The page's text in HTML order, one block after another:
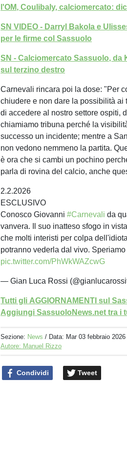
l'OM, Coulibaly, calciomercato:
SN VIDEO - Darryl Bakola e
per le firme col Sassuolo
SN - Calciomercato Sassuolo, da
sul terzino destro
Carnevali rincara poi la dose: "Per
chiudere e non dare la possibilità ai
di accedere al nostro settore ospiti,
chiamiamo tribuna perché la
successo un incidente; mentre a
non vedono nemmeno la partita.
è ora che si cambi un pochino
parla di rovina del calcio, anche
2.2.2026
ESCLUSIVO
Conosco Giovanni#Carnevali da
vanvera. Il suo inatteso sfogo in
che molti interisti per colpa
potranno vederla dal vivo.
pic.twitter.com/PhWkWAZcwG
— Gian Luca Rossi
Tutti gli AGGIORNAMENTI sul
Aggiungi SassuoloNews.net tra i
Sezione: News / Data: Mar 03 febbraio
Autore: Manuel Rizzo
Condividi Tweet